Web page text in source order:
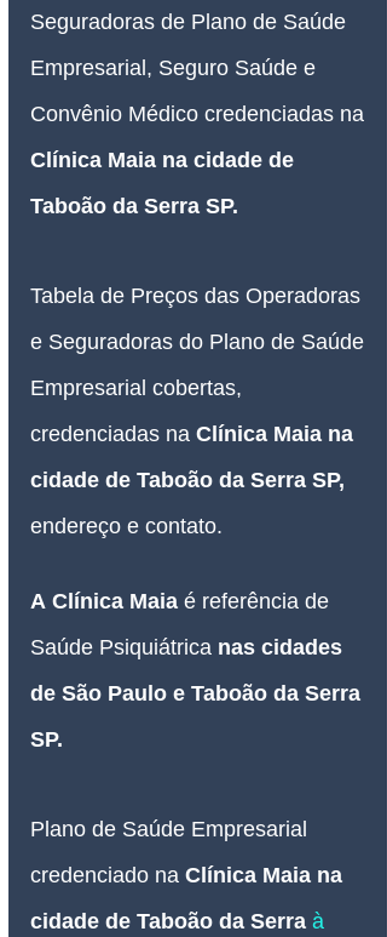
Seguradoras de Plano de Saúde
Empresarial, Seguro Saúde e
Convênio Médico credenciadas na
Clínica Maia na cidade de
Taboão da Serra SP.
Tabela de Preços das Operadoras
e Seguradoras do Plano de Saúde
Empresarial cobertas,
credenciadas na Clínica Maia na
cidade de Taboão da Serra SP,
endereço e contato.
A Clínica Maia é referência de
Saúde Psiquiátrica nas cidades
de São Paulo e Taboão da Serra
SP.
Plano de Saúde Empresarial
credenciado na Clínica Maia na
cidade de Taboão da Serra à